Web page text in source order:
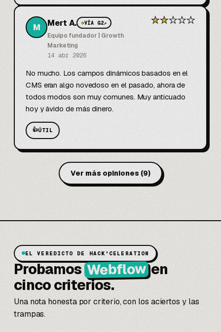
M Mert A. ◆VÍA G2↗
Equipo fundador | Growth
Marketing
14 abr 2026
★★★★★
No mucho. Los campos dinámicos basados en el
CMS eran algo novedoso en el pasado, ahora de
todos modos son muy comunes. Muy anticuado
hoy y ávido de más dinero.
👍ÚTIL
Ver más opiniones(9)
EL VEREDICTO DE HACK'CELERATION
ProbamosWebflowen
cinco criterios.
Una nota honesta por criterio, con los aciertos y las
trampas.